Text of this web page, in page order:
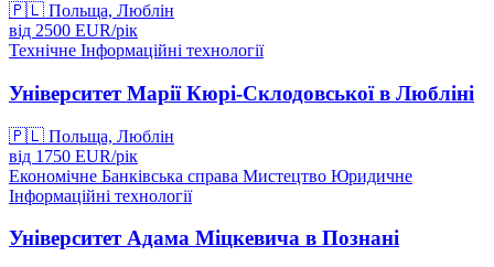
🇵🇱 Польща, Люблін
від 2500 EUR/рік
Технічне Інформаційні технології
Університет Марії Кюрі-Склодовської в Любліні
🇵🇱 Польща, Люблін
від 1750 EUR/рік
Економічне Банківська справа Мистецтво Юридичне
Інформаційні технології
Університет Адама Міцкевича в Познані